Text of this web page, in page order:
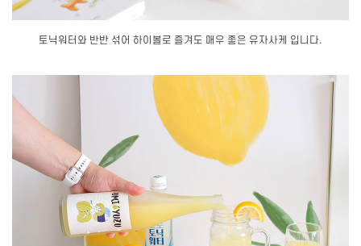
토닉워터와 반반 섞어 하이볼로 즐겨도 매우 좋은 유자사케 입니다.